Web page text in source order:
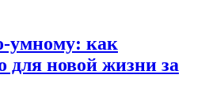
умному: как
для новой жизни за